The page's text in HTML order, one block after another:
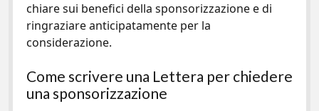
chiare sui benefici della sponsorizzazione e di
ringraziare anticipatamente per la
considerazione.
Come scrivere una Lettera per chiedere
una sponsorizzazione